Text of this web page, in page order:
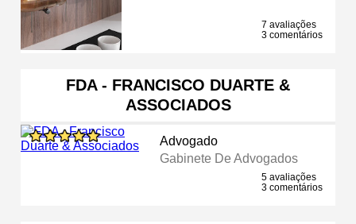
7 avaliações
3 comentários
FDA - FRANCISCO DUARTE &
ASSOCIADOS
Advogado
Gabinete De Advogados
5 avaliações
3 comentários